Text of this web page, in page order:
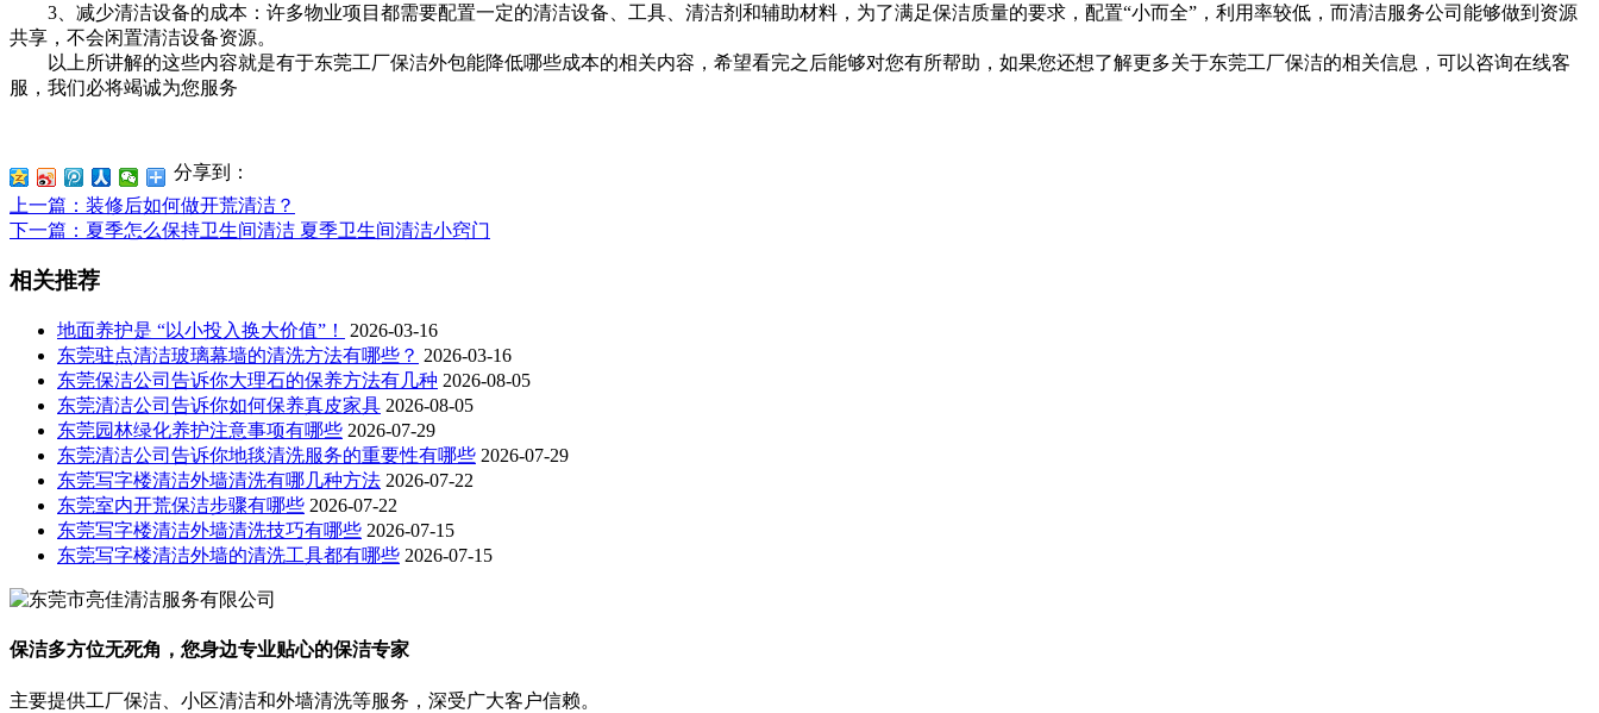
3、减少清洁设备的成本：许多物业项目都需要配置一定的清洁设备、工具、清洁剂和辅助材料，为了满足保洁质量的要求，配置“小而全”，利用率较低，而清洁服务公司能够做到资源
共享，不会闲置清洁设备资源。
以上所讲解的这些内容就是有于东莞工厂保洁外包能降低哪些成本的相关内容，希望看完之后能够对您有所帮助，如果您还想了解更多关于东莞工厂保洁的相关信息，可以咨询在线客
服，我们必将竭诚为您服务
分享到：
上一篇 ：装修后如何做开荒清洁？
下一篇 ：夏季怎么保持卫生间清洁 夏季卫生间清洁小窍门
相关推荐
地面养护是 “以小投入换大价值”！
2026-03-16
东莞驻点清洁玻璃幕墙的清洗方法有哪些？ 2026-03-16
东莞保洁公司告诉你大理石的保养方法有几种 2026-08-05
东莞清洁公司告诉你如何保养真皮家具 2026-08-05
东莞园林绿化养护注意事项有哪些 2026-07-29
东莞清洁公司告诉你地毯清洗服务的重要性有哪些 2026-07-29
东莞写字楼清洁外墙清洗有哪几种方法 2026-07-22
东莞室内开荒保洁步骤有哪些 2026-07-22
东莞写字楼清洁外墙清洗技巧有哪些 2026-07-15
东莞写字楼清洁外墙的清洗工具都有哪些 2026-07-15
保洁多方位无死角，您身边专业贴心的保洁专家
主要提供工厂保洁、小区清洁和外墙清洗等服务，深受广大客户信赖。